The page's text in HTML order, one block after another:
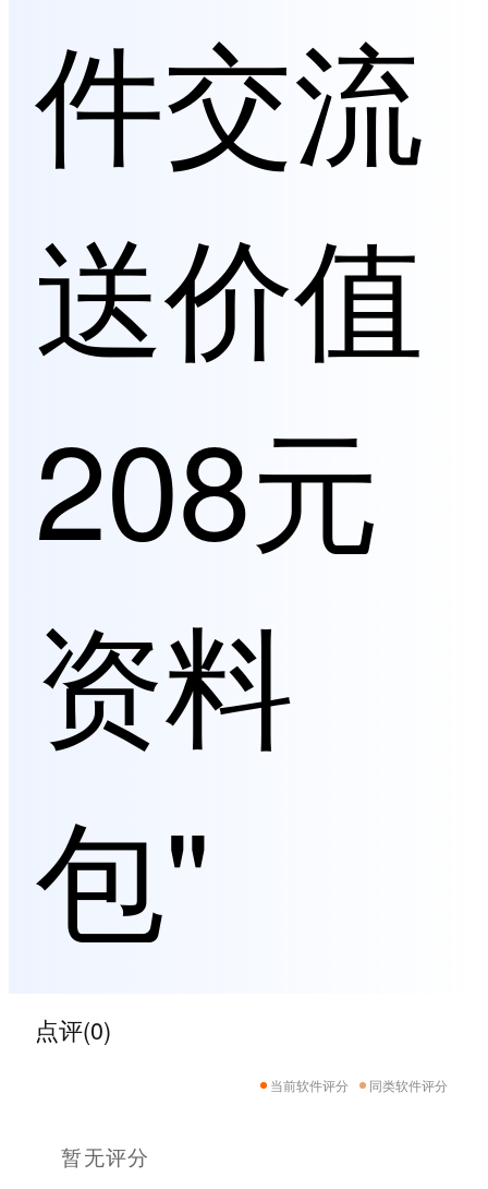
件交流
送价值
208元
资料
包"
点评(0)
当前软件评分 同类软件评分
暂无评分